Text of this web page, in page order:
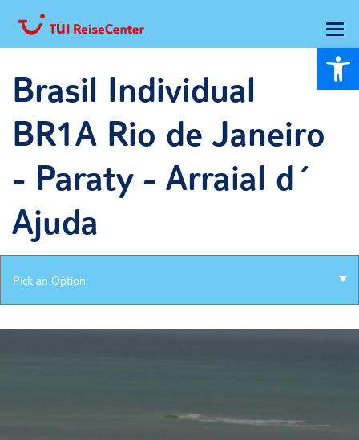
Brasil Individual
BR1A Rio de Janeiro
- Paraty - Arraial d´
Ajuda